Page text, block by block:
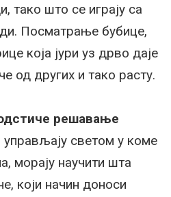
тако што се играју са
Посматрање бубице,
која јури уз дрво даје
од других и тако расту.
решавање
светом у коме
морају научити шта
који начин доноси